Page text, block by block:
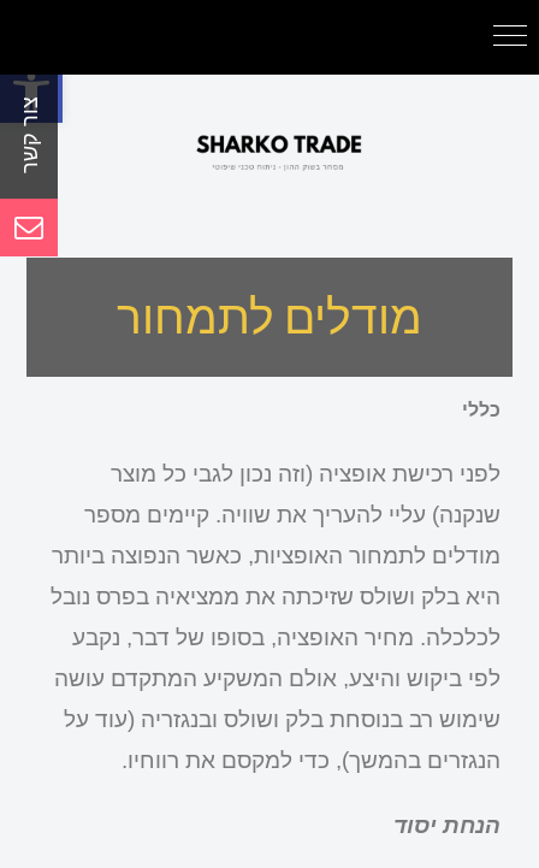
פתח סרגל נגישות
מודלים לתמחור
כללי
לפני רכישת אופציה (וזה נכון לגבי כל מוצר
שנקנה) עליי להעריך את שוויה. קיימים מספר
מודלים לתמחור האופציות, כאשר הנפוצה ביותר
היא בלק ושולס שזיכתה את ממציאיה בפרס נובל
לכלכלה. מחיר האופציה, בסופו של דבר, נקבע
לפי ביקוש והיצע, אולם המשקיע המתקדם עושה
שימוש רב בנוסחת בלק ושולס ובנגזריה (עוד על
הנגזרים בהמשך), כדי למקסם את רווחיו.
הנחת יסוד